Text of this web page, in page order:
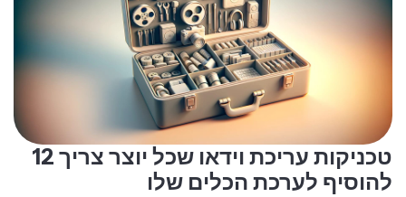
12 טכניקות עריכת וידאו שכל יוצר צריך
להוסיף לערכת הכלים שלו